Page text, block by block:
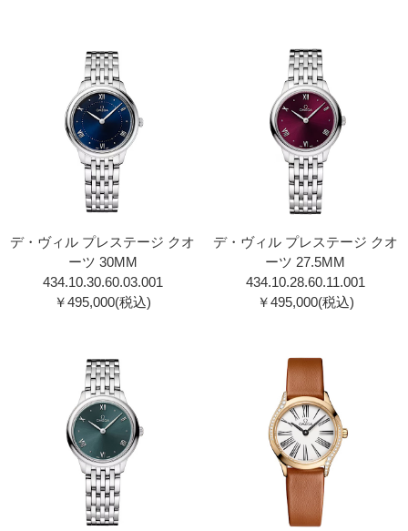
デ・ヴィル プレステージ クオ
ーツ 30MM
434.10.30.60.03.001
￥495,000(税込)
デ・ヴィル プレステージ クオ
ーツ 27.5MM
434.10.28.60.11.00 1
￥495,000(税込)